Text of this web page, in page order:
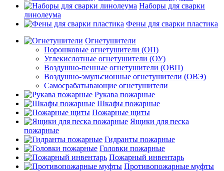
Наборы для сварки
линолеума
Фены для сварки пластика
Огнетушители
Порошковые огнетушители (ОП)
Углекислотные огнетушители (ОУ)
Воздушно-пенные огнетушители (ОВП)
Воздушно-эмульсионные огнетушители (ОВЭ)
Самосрабатывающие огнетушители
Рукава пожарные
Шкафы пожарные
Пожарные щиты
Ящики для песка
пожарные
Гидранты пожарные
Головки пожарные
Пожарный инвентарь
Противопожарные муфты